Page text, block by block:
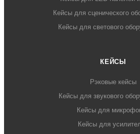
Кейсы для сценического
Кейсы для светового
КЕЙСЫ
Рэковые кейсы
Кейсы для звукового
Кейсы для
Кейсы для